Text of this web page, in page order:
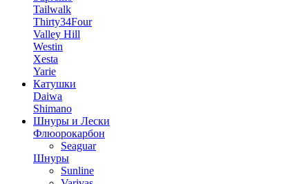
Tailwalk
Thirty34Four
Valley Hill
Westin
Xesta
Yarie
Катушки
Daiwa
Shimano
Шнуры и Лески
Флюорокарбон
Seaguar
Шнуры
Sunline